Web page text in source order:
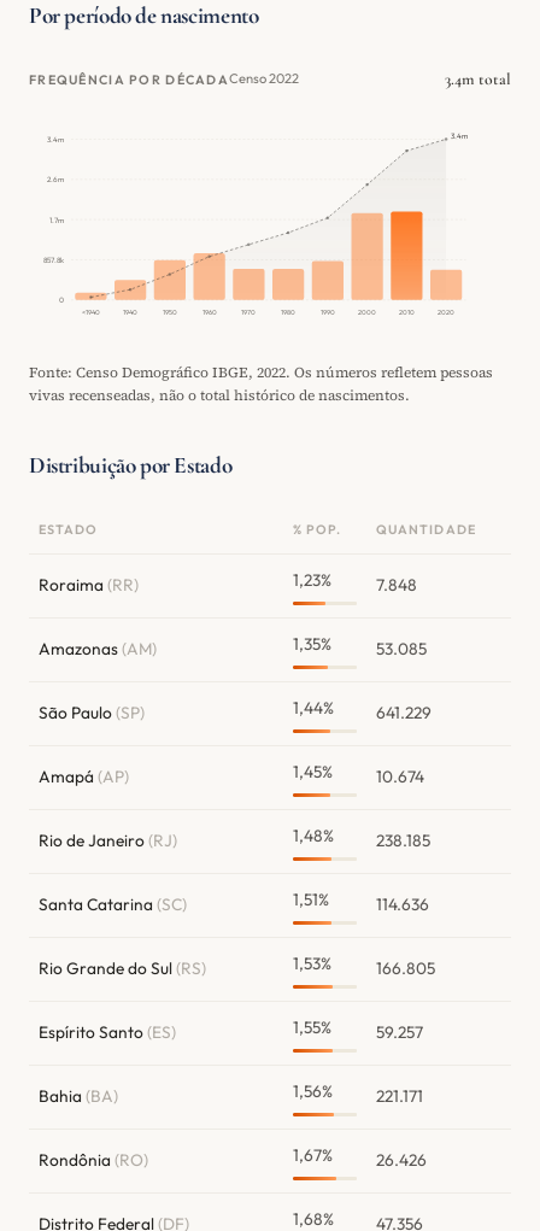
Por período de nascimento
FREQUÊNCIA POR DÉCADACenso 2022 3.4m total
0
857.8k
1.7m
2.6m
3.4m
<1940 1940 1950 1960 1970 1980 1990 2000 2010 2020
3.4m
Fonte: Censo Demográfico IBGE, 2022. Os números refletem pessoas
vivas recenseadas, não o total histórico de nascimentos.
Distribuição por Estado
ESTADO % POP. QUANTIDADE
Roraima (RR) 1,23% 7.848
Amazonas(AM) 1,35% 53.085
São Paulo(SP) 1,44% 641.229
Amapá (AP) 1,45% 10.674
Rio de Janeiro(RJ) 1,48% 238.185
Santa Catarina (SC) 1,51% 114.636
Rio Grande do Sul(RS) 1,53% 166.805
Espírito Santo(ES) 1,55% 59.257
Bahia (BA) 1,56% 221.171
Rondônia (RO) 1,67% 26.426
Distrito Federal(DF) 1,68% 47.356